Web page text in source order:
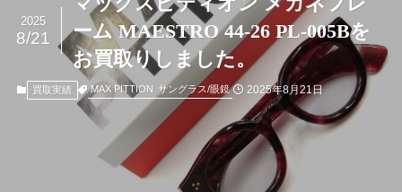
ーム MAESTRO 44-26 PL-005Bを
お買取りしました。
2025
8/21
買取実績 MAX PITTION サングラス/眼鏡 2025年8月21日